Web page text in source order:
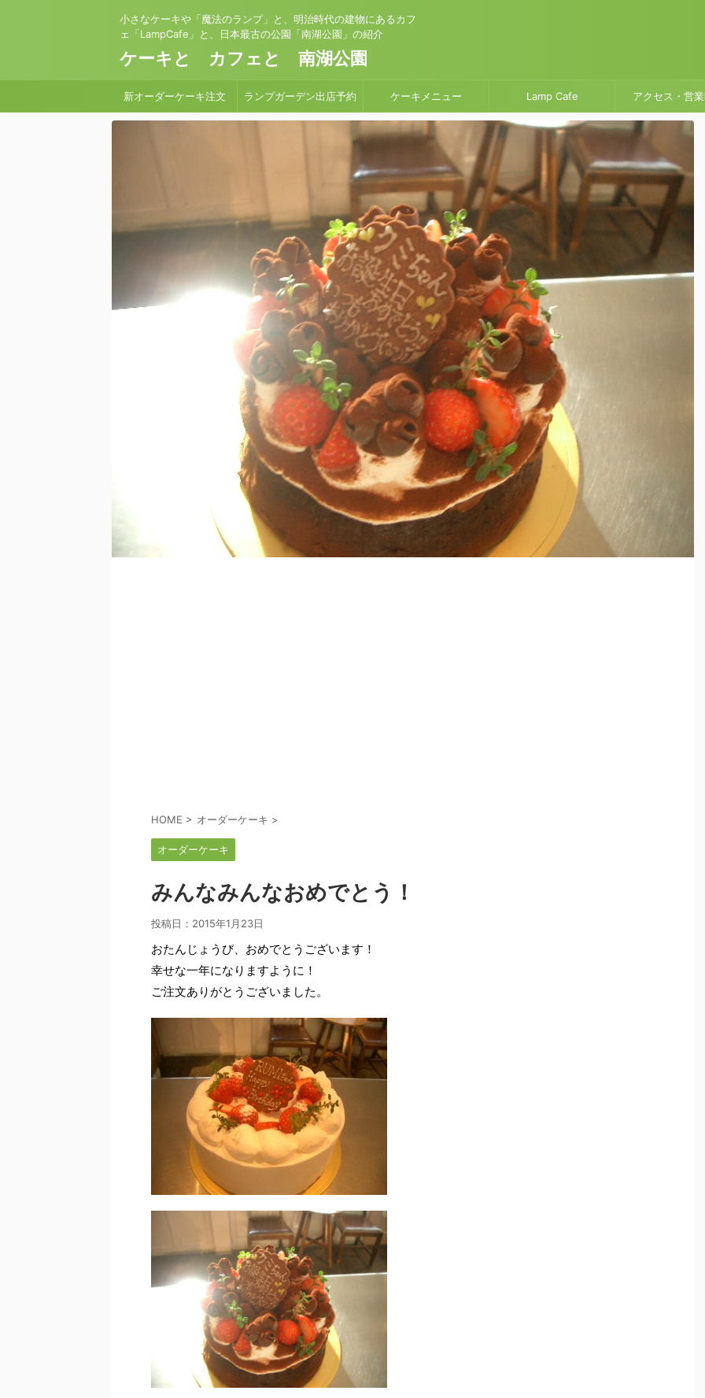
小さなケーキや「魔法のランプ」と、明治時代の建物にあるカフ
ェ「LampCafe」と、日本最古の公園「南湖公園」の紹介
ケーキと カフェと 南湖公園
新オーダーケーキ注文 ランプガーデン出店予約 ケーキメニュー Lamp Cafe アクセス・営
HOME > オーダーケーキ >
オーダーケーキ
みんなみんなおめでとう！
投稿日： 2015年1月23日
おたんじょうび、おめでとうございます！
幸せな一年になりますように！
ご注文ありがとうございました。